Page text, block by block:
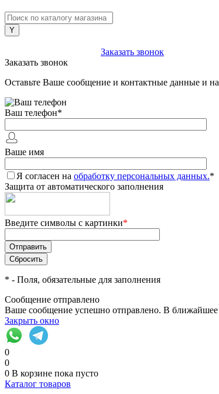
Заказать звонок
Заказать звонок
Оставьте Ваше сообщение и контактные данные и
Ваш телефон*
Ваше имя
Я согласен на обработку персональных данных.*
Защита от автоматического заполнения
Введите символы с картинки*
* - Поля, обязательные для заполнения
Сообщение отправлено
Ваше сообщение успешно отправлено. В
Закрыть окно
0
0
0 В корзине пока пусто
Каталог товаров